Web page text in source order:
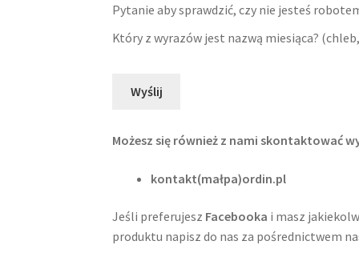
Pytanie aby sprawdzić, czy nie jesteś
Który z wyrazów jest nazwą miesiąca?
Możesz się również z nami skontaktować
kontakt(małpa)ordin.pl
Jeśli preferujesz Facebooka i masz
produktu napisz do nas za pośrednictwem